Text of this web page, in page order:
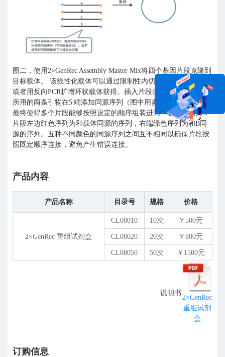
图二，使用2×GenRec Assembly Master Mix将四个基因片段克隆到
目标载体。 该线性化载体可以通过限制性内切酶酶切载体获得，
或者用反向PCR扩增环状载体获得。插入片段由PCR扩增获得，
所用的两条引物在5'端添加同源序列（图中用多种颜色标记），
最终使得多个片段能够按照设定的顺序组装进同一载体。例如A
片段左边红色序列为和载体同源的序列，右端绿色序列为和B同
源的序列。五种不同颜色的同源序列之间互不相同以确保片段按
照既定顺序连接，避免产生错误连接。
产品内容
产品名称 目录号 规格 价格
2×GenRec 重组试剂盒
CL08010 10次 ￥500元
CL08020 20次 ￥800元
CL08050 50次 ￥1500元
说明书
2×GenRec
重组试剂
盒
订购信息
在线咨询